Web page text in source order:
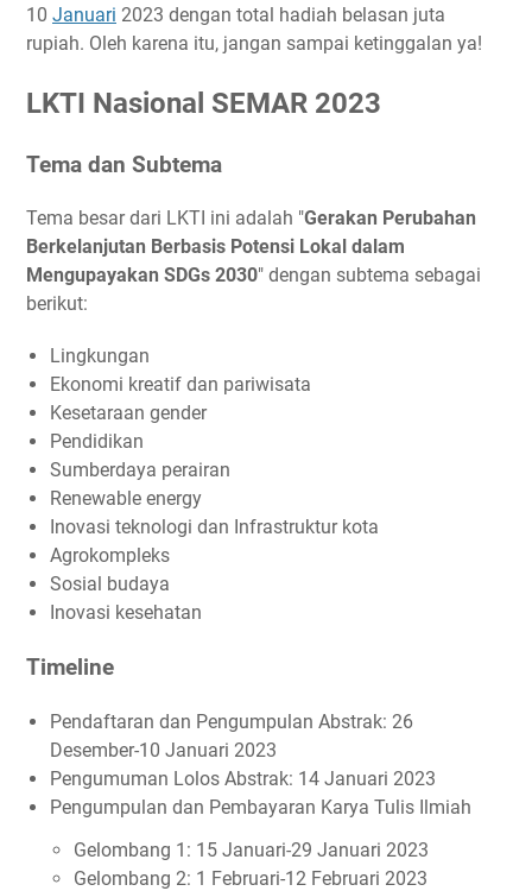
Link Penting
Narahubung
10 Januari 2023 dengan total hadiah belasan juta
rupiah. Oleh karena itu, jangan sampai ketinggalan ya!
LKTI Nasional SEMAR 2023
Tema dan Subtema
Tema besar dari LKTI ini adalah "Gerakan Perubahan
Berkelanjutan Berbasis Potensi Lokal dalam
Mengupayakan SDGs 2030" dengan subtema sebagai
berikut:
Lingkungan
Ekonomi kreatif dan pariwisata
Kesetaraan gender
Pendidikan
Sumberdaya perairan
Renewable energy
Inovasi teknologi dan Infrastruktur kota
Agrokompleks
Sosial budaya
Inovasi kesehatan
Timeline
Pendaftaran dan Pengumpulan Abstrak: 26
Desember-10 Januari 2023
Pengumuman Lolos Abstrak: 14 Januari 2023
Pengumpulan dan Pembayaran Karya Tulis Ilmiah
Gelombang 1: 15 Januari-29 Januari 2023
Gelombang 2: 1 Februari-12 Februari 2023